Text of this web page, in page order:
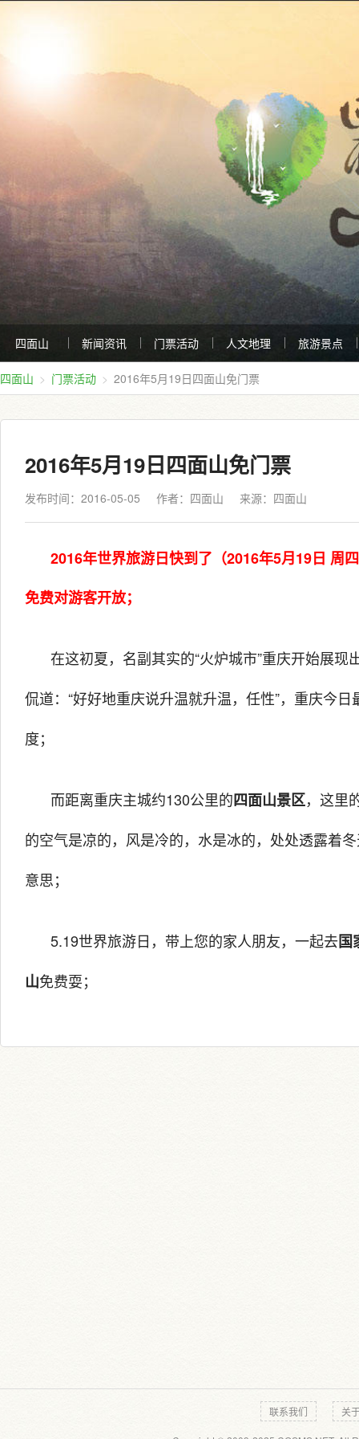
四面山 新闻资讯 门票活动 人文地理 旅游景点
四面山 门票活动 2016年5月19日四面山免门票
2016年5月19日四面山免门票
发布时间：2016-05-05 作者：四面山 来源： 四面山
2016年世界旅游日快到了（2016年5月19日 周
免费对游客开放；
在这初夏，名副其实的“火炉城市”重庆开始展现
侃道：“好好地重庆说升温就升温，任性”，重庆今
度；
而距离重庆主城约130公里的四面山景区，这里
的空气是凉的，风是冷的，水是冰的，处处透露着
意思；
5.19世界旅游日，带上您的家人朋友，一起去国
山免费耍；
联系我们 关